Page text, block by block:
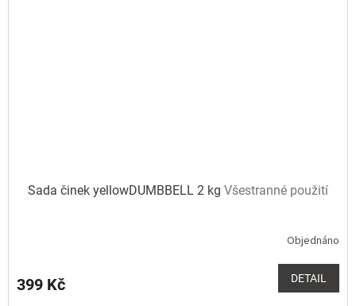
Sada činek yellowDUMBBELL 2 kg Všestranné použití
je
Objednáno
399 Kč DETAIL